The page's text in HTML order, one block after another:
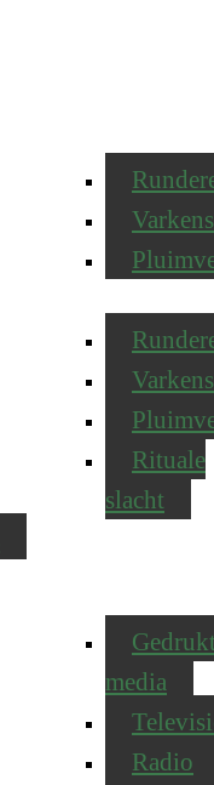
Varkens
Varkens
Rituale
slacht
media
Radio